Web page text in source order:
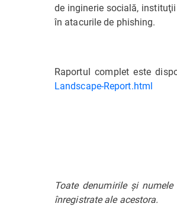
de inginerie socială,
în atacurile de phishing.
Raportul complet este
Landscape-Report.html
Toate denumirile şi
înregistrate ale acestora.